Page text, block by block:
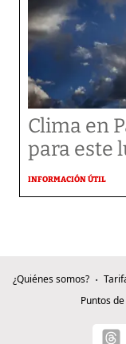
Clima en
para este
INFORMACIÓN ÚTIL
¿Quiénes somos?
Puntos